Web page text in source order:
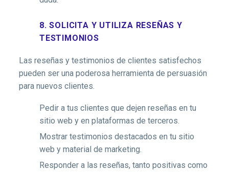
8. SOLICITA Y UTILIZA RESEÑAS Y
TESTIMONIOS
Las reseñas y testimonios de clientes satisfechos
pueden ser una poderosa herramienta de persuasión
para nuevos clientes.
Pedir a tus clientes que dejen reseñas en tu
sitio web y en plataformas de terceros.
Mostrar testimonios destacados en tu sitio
web y material de marketing.
Responder a las reseñas, tanto positivas como